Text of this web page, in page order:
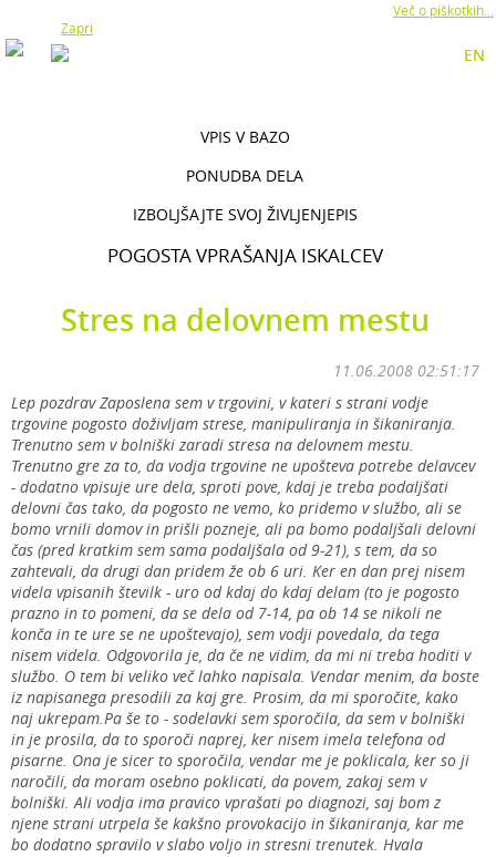
Več o piškotkih...
Zapri
EN
VPIS V BAZO
PONUDBA DELA
IZBOLJŠAJTE SVOJ ŽIVLJENJEPIS
POGOSTA VPRAŠANJA ISKALCEV
Stres na delovnem mestu
11.06.2008 02:51:17
Lep pozdrav Zaposlena sem v trgovini, v kateri s strani vodje
trgovine pogosto doživljam strese, manipuliranja in šikaniranja.
Trenutno sem v bolniški zaradi stresa na delovnem mestu.
Trenutno gre za to, da vodja trgovine ne upošteva potrebe delavcev
- dodatno vpisuje ure dela, sproti pove, kdaj je treba podaljšati
delovni čas tako, da pogosto ne vemo, ko pridemo v službo, ali se
bomo vrnili domov in prišli pozneje, ali pa bomo podaljšali delovni
čas (pred kratkim sem sama podaljšala od 9-21), s tem, da so
zahtevali, da drugi dan pridem že ob 6 uri. Ker en dan prej nisem
videla vpisanih številk - uro od kdaj do kdaj delam (to je pogosto
prazno in to pomeni, da se dela od 7-14, pa ob 14 se nikoli ne
konča in te ure se ne upoštevajo), sem vodji povedala, da tega
nisem videla. Odgovorila je, da če ne vidim, da mi ni treba hoditi v
službo. O tem bi veliko več lahko napisala. Vendar menim, da boste
iz napisanega presodili za kaj gre. Prosim, da mi sporočite, kako
naj ukrepam.Pa še to - sodelavki sem sporočila, da sem v bolniški
in je prosila, da to sporoči naprej, ker nisem imela telefona od
pisarne. Ona je sicer to sporočila, vendar me je poklicala, ker so ji
naročili, da moram osebno poklicati, da povem, zakaj sem v
bolniški. Ali vodja ima pravico vprašati po diagnozi, saj bom z
njene strani utrpela še kakšno provokacijo in šikaniranja, kar me
bo dodatno spravilo v slabo voljo in stresni trenutek. Hvala